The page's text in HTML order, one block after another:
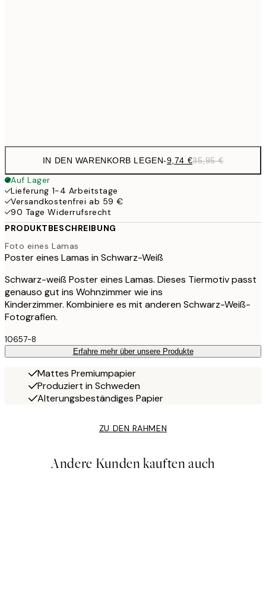
IN DEN WARENKORB LEGEN-9,74 €35,95 €
Auf Lager
Lieferung 1-4 Arbeitstage
Versandkostenfrei ab 59 €
90 Tage Widerrufsrecht
PRODUKTBESCHREIBUNG
Foto eines Lamas
Poster eines Lamas in Schwarz-Weiß
Schwarz-weiß Poster eines Lamas. Dieses Tiermotiv passt
genauso gut ins Wohnzimmer wie ins
Kinderzimmer. Kombiniere es mit anderen Schwarz-Weiß-
Fotografien.
10657-8
Erfahre mehr über unsere Produkte
Mattes Premiumpapier
Produziert in Schweden
Alterungsbeständiges Papier
ZU DEN RAHMEN
Andere Kunden kauften auch